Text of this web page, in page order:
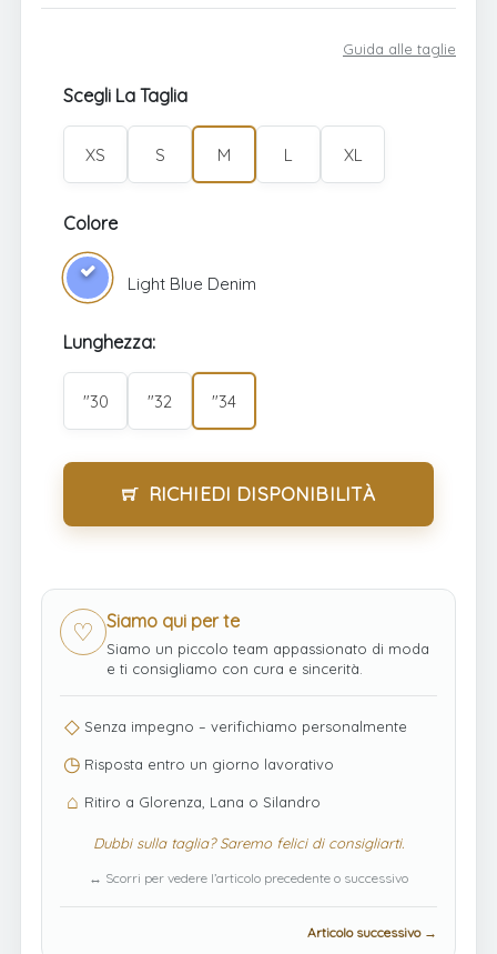
Guida alle taglie
Scegli La Taglia
XS S M L XL
Colore
Light Blue Denim
Lunghezza:
"30 "32 "34
RICHIEDI DISPONIBILITÀ
♡ Siamo qui per te
Siamo un piccolo team appassionato di moda
e ti consigliamo con cura e sincerità.
◇ Senza impegno – verifichiamo personalmente
◷ Risposta entro un giorno lavorativo
⌂ Ritiro a Glorenza, Lana o Silandro
Dubbi sulla taglia? Saremo felici di consigliarti.
↔ Scorri per vedere l’articolo precedente o successivo
Articolo successivo →